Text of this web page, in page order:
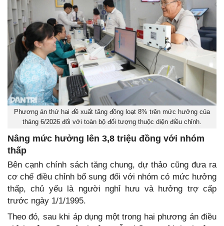
Phương án thứ hai đề xuất tăng đồng loạt 8% trên mức hưởng của
tháng 6/2026 đối với toàn bộ đối tượng thuộc diện điều chỉnh.
Nâng mức hưởng lên 3,8 triệu đồng với nhóm
thấp
Bên cạnh chính sách tăng chung, dự thảo cũng đưa ra
cơ chế điều chỉnh bổ sung đối với nhóm có mức hưởng
thấp, chủ yếu là người nghỉ hưu và hưởng trợ cấp
trước ngày 1/1/1995.
Theo đó, sau khi áp dụng một trong hai phương án điều